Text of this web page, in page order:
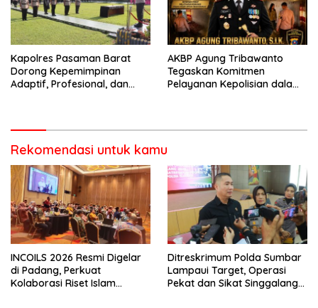
Kapolres Pasaman Barat
Dorong Kepemimpinan
Adaptif, Profesional, dan
AKBP Agung Tribawanto
Tegaskan Komitmen
Pelayanan Kepolisian dalam
Rekomendasi untuk kamu
INCOILS 2026 Resmi Digelar
di Padang, Perkuat
Kolaborasi Riset Islam
Ditreskrimum Polda Sumbar
Lampaui Target, Operasi
Pekat dan Sikat Singgalang